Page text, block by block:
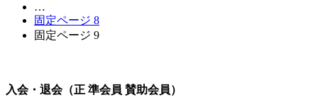
…
固定ページ 8
固定ページ 9
入会・退会（正 準会員 賛助会員）